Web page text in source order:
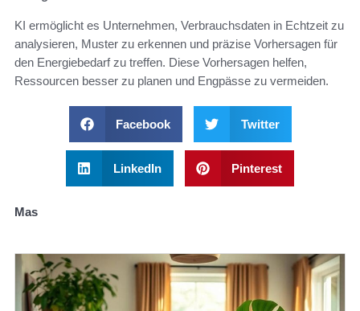
KI ermöglicht es Unternehmen, Verbrauchsdaten in Echtzeit zu
analysieren, Muster zu erkennen und präzise Vorhersagen für
den Energiebedarf zu treffen. Diese Vorhersagen helfen,
Ressourcen besser zu planen und Engpässe zu vermeiden.
Facebook Twitter
LinkedIn Pinterest
Mas